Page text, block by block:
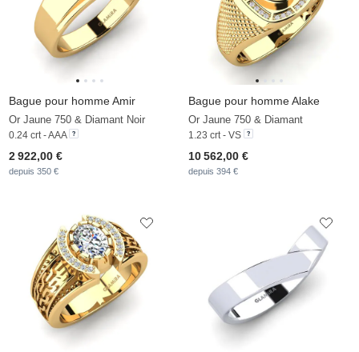
Bague pour homme Amir
Or Jaune 750 & Diamant Noir
0.24 crt - AAA
2 922,00 €
depuis 350 €
Bague pour homme Alake
Or Jaune 750 & Diamant
1.23 crt - VS
10 562,00 €
depuis 394 €